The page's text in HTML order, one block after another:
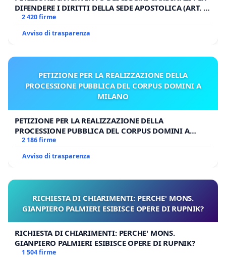
DIFENDERE I DIRITTI DELLA SEDE APOSTOLICA (ART. 3
UDG)
2 420 firme
Avviso di trasparenza
PETIZIONE PER LA REALIZZAZIONE DELLA
PROCESSIONE PUBBLICA DEL CORPUS DOMINI A
MILANO
PETIZIONE PER LA REALIZZAZIONE DELLA
PROCESSIONE PUBBLICA DEL CORPUS DOMINI A
MILANO
2 186 firme
Avviso di trasparenza
RICHIESTA DI CHIARIMENTI: PERCHE' MONS.
GIANPIERO PALMIERI ESIBISCE OPERE DI RUPNIK?
RICHIESTA DI CHIARIMENTI: PERCHE' MONS.
GIANPIERO PALMIERI ESIBISCE OPERE DI RUPNIK?
1 504 firme